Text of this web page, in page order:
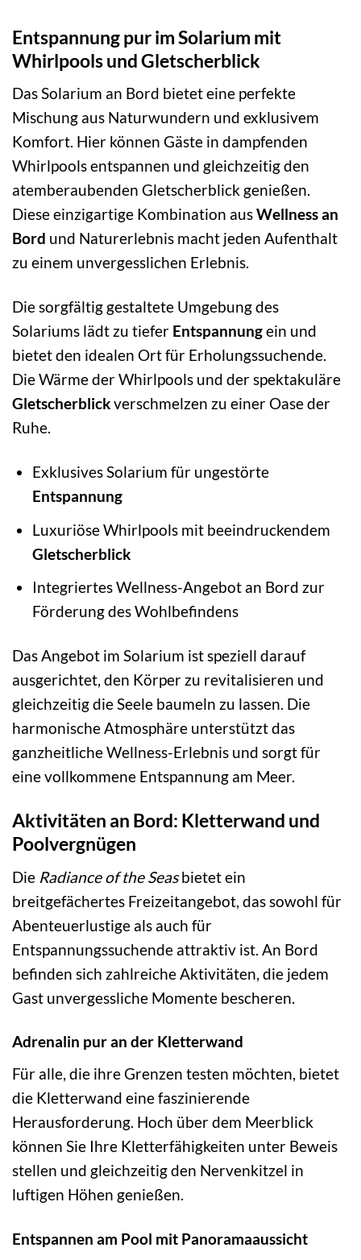
Entspannung pur im Solarium mit
Whirlpools und Gletscherblick
Das Solarium an Bord bietet eine perfekte
Mischung aus Naturwundern und exklusivem
Komfort. Hier können Gäste in dampfenden
Whirlpools entspannen und gleichzeitig den
atemberaubenden Gletscherblick genießen.
Diese einzigartige Kombination ausWellness an
Bord und Naturerlebnis macht jeden Aufenthalt
zu einem unvergesslichen Erlebnis.
Die sorgfältig gestaltete Umgebung des
Solariums lädt zu tiefer Entspannungein und
bietet den idealen Ort für Erholungssuchende.
Die Wärme der Whirlpools und der spektakuläre
Gletscherblickverschmelzen zu einer Oase der
Ruhe.
Exklusives Solarium für ungestörte
Entspannung
Luxuriöse Whirlpools mit beeindruckendem
Gletscherblick
Integriertes Wellness-Angebot an Bord zur
Förderung des Wohlbefindens
Das Angebot im Solarium ist speziell darauf
ausgerichtet, den Körper zu revitalisieren und
gleichzeitig die Seele baumeln zu lassen. Die
harmonische Atmosphäre unterstützt das
ganzheitliche Wellness-Erlebnis und sorgt für
eine vollkommene Entspannung am Meer.
Aktivitäten an Bord: Kletterwand und
Poolvergnügen
Die Radiance of the Seasbietet ein
breitgefächertes Freizeitangebot, das sowohl für
Abenteuerlustige als auch für
Entspannungssuchende attraktiv ist. An Bord
befinden sich zahlreiche Aktivitäten, die jedem
Gast unvergessliche Momente bescheren.
Adrenalin pur an der Kletterwand
Für alle, die ihre Grenzen testen möchten, bietet
die Kletterwand eine faszinierende
Herausforderung. Hoch über dem Meerblick
können Sie Ihre Kletterfähigkeiten unter Beweis
stellen und gleichzeitig den Nervenkitzel in
luftigen Höhen genießen.
Entspannen am Pool mit Panoramaaussicht